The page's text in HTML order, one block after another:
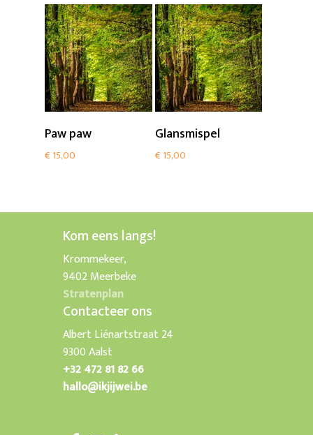
Paw paw
€ 15,00
Add To Cart
Glansmispel
€ 15,00
Kom eens langs!
Krommekeer,
9402 Meerbeke
Stratenplan
Contacteer ons
Albert Liénartstraat 24
9300 Aalst
+32 472 81 82 66
hallo@ikjijwei.be